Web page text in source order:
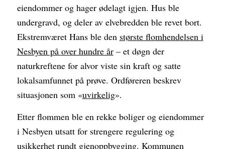
eiendommer og hager ødelagt igjen. Hus ble
undergravd, og deler av elvebredden ble revet bort.
Ekstremværet Hans ble den største flomhendelsen i
Nesbyen på over hundre år– et døgn der
naturkreftene for alvor viste sin kraft og satte
lokalsamfunnet på prøve. Ordføreren beskrev
situasjonen som «uvirkelig».
Etter flommen ble en rekke boliger og eiendommer
i Nesbyen utsatt for strengere regulering og
usikkerhet rundt gjenoppbygging. Kommunen